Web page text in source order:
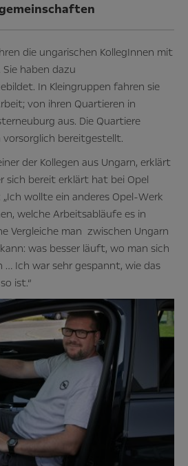
die ungarischen KollegInnen mit
haben dazu
In Kleingruppen fahren sie
von ihren Quartieren in
aus. Die Quartiere
bereitgestellt.
der Kollegen aus Ungarn, erklärt
sich bereit erklärt hat bei Opel
wollte ein anderes Opel-Werk
welche Arbeitsabläufe es in
Vergleiche man zwischen Ungarn
was besser läuft, wo man sich
… Ich war sehr gespannt, wie das
ist.“